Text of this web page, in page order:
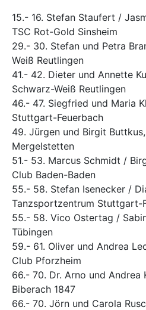
15.- 16. Stefan Staufert /
TSC Rot-Gold Sinsheim
29.- 30. Stefan und Petra
Weiß Reutlingen
41.- 42. Dieter und Annette
Schwarz-Weiß Reutlingen
46.- 47. Siegfried und Maria
Stuttgart-Feuerbach
49. Jürgen und Birgit
Mergelstetten
51.- 53. Marcus Schmidt /
Club Baden-Baden
55.- 58. Stefan Isenecker /
Tanzsportzentrum Stuttgart-
55.- 58. Vico Ostertag /
Tübingen
59.- 61. Oliver und Andrea
Club Pforzheim
66.- 70. Dr. Arno und Andrea
Biberach 1847
66.- 70. Jörn und Carola